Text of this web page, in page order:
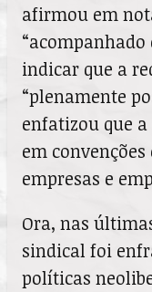
afirmou em
“acompanhado
indicar que a
“plenamente
enfatizou que
em
empresas e
Ora, nas
sindical foi
políticas